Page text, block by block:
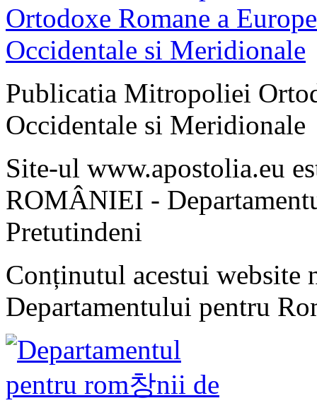
Publicatia Mitropoliei
Occidentale si Meridionale
Site-ul www.apostolia.eu
ROMÂNIEI -
Pretutindeni
Conținutul acestui website
Departamentului pentru